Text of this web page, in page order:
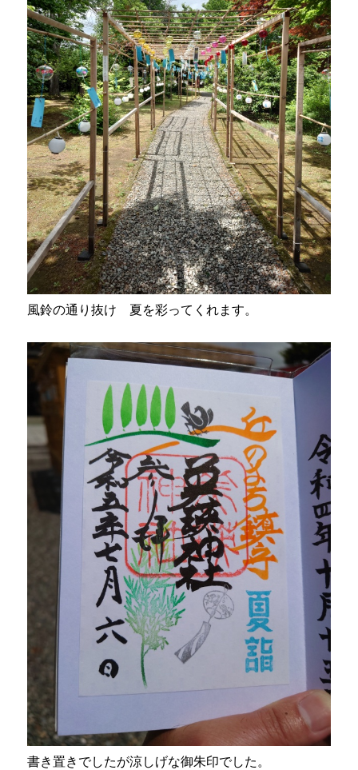
風鈴の通り抜け 夏を彩ってくれます。
書き置きでしたが涼しげな御朱印でした。